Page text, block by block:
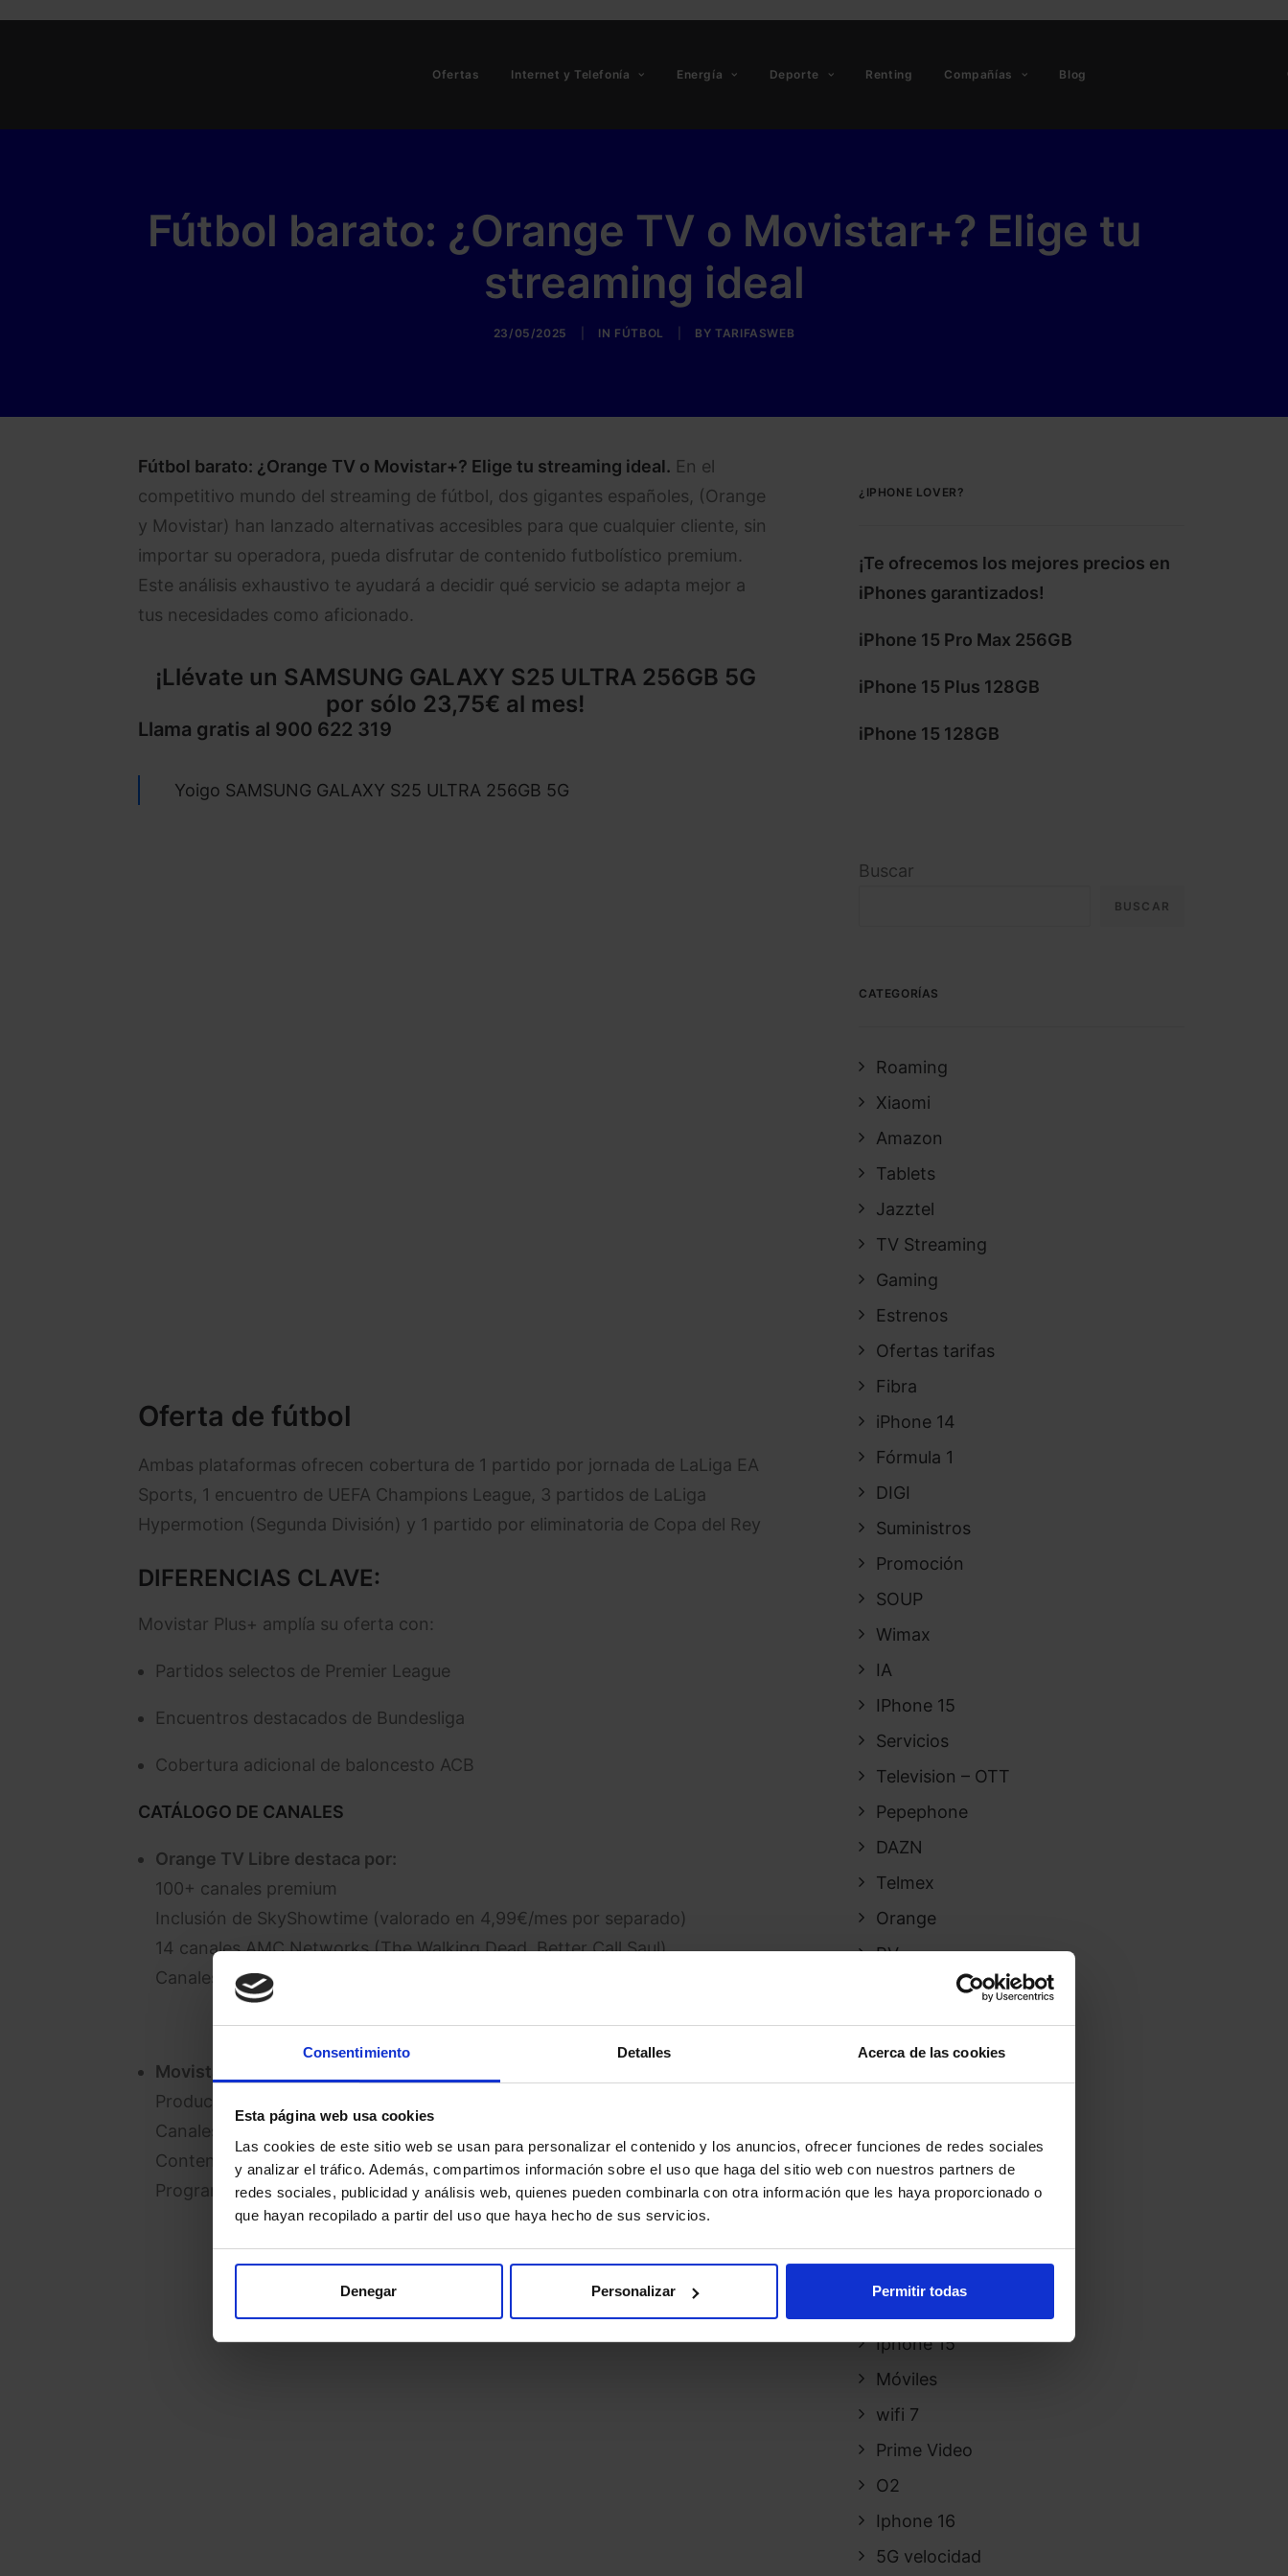
Consentimiento Detalles Acerca de las cookies
Esta página web usa cookies
Las cookies de este sitio web se usan para personalizar el contenido y los anuncios, ofrecer funciones de redes sociales
y analizar el tráfico. Además, compartimos información sobre el uso que haga del sitio web con nuestros partners de
redes sociales, publicidad y análisis web, quienes pueden combinarla con otra información que les haya proporcionado o
que hayan recopilado a partir del uso que haya hecho de sus servicios.
Denegar Personalizar Permitir todas
Ofertas Internet y Telefonía Energía Deporte Renting Compañías Blog
Fútbol barato: ¿Orange TV o Movistar+? Elige tu
streaming ideal
23/05/2025 IN FÚTBOL BYTARIFASWEB
Fútbol barato: ¿Orange TV o Movistar+? Elige tu streaming ideal. En el
competitivo mundo del streaming de fútbol, dos gigantes españoles, (Orange
y Movistar) han lanzado alternativas accesibles para que cualquier cliente, sin
importar su operadora, pueda disfrutar de contenido futbolístico premium.
Este análisis exhaustivo te ayudará a decidir qué servicio se adapta mejor a
tus necesidades como aficionado.
¡Llévate un SAMSUNG GALAXY S25 ULTRA 256GB 5G
por sólo 23,75€ al mes!
Llama gratis al 900 622 319
Yoigo SAMSUNG GALAXY S25 ULTRA 256GB 5G
Oferta de fútbol
Ambas plataformas ofrecen cobertura de 1 partido por jornada de LaLiga EA
Sports, 1 encuentro de UEFA Champions League, 3 partidos de LaLiga
Hypermotion (Segunda División) y 1 partido por eliminatoria de Copa del Rey
DIFERENCIAS CLAVE:
Movistar Plus+ amplía su oferta con:
Partidos selectos de Premier League
Encuentros destacados de Bundesliga
Cobertura adicional de baloncesto ACB
CATÁLOGO DE CANALES
Orange TV Libre destaca por:
100+ canales premium
Inclusión de SkyShowtime (valorado en 4,99€/mes por separado)
14 canales AMC Networks (The Walking Dead, Better Call Saul)
Canales especializados (Moto ADV, Surf Channel, Tennis Channel)
Movistar Plus+ responde con:
Producciones exclusivas M+
Canales BBC premium (Drama, History, Top Gear)
Contenido original de Movistar (documentales, series propias)
Programación deportiva adicional (Vamos, Ellas Vamos)
¿IPHONE LOVER?
¡Te ofrecemos los mejores precios en
iPhones garantizados!
iPhone 15 Pro Max 256GB
iPhone 15 Plus 128GB
iPhone 15 128GB
Buscar
BUSCAR
CATEGORÍAS
Roaming
Xiaomi
Amazon
Tablets
Jazztel
TV Streaming
Gaming
Estrenos
Ofertas tarifas
Fibra
iPhone 14
Fórmula 1
DIGI
Suministros
Promoción
SOUP
Wimax
IA
IPhone 15
Servicios
Television – OTT
Pepephone
DAZN
Telmex
Orange
RV
PTV Telecom
Lowi
WIFI 6
Apple
Sin categoría
Iphone 15
Móviles
wifi 7
Prime Video
O2
Iphone 16
5G velocidad